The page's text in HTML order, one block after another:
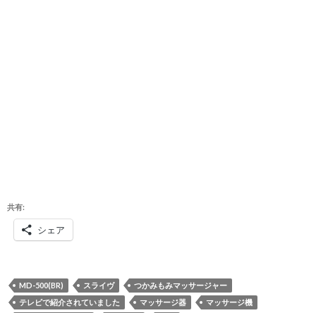
共有:
シェア
MD-500(BR) スライヴ
つかみもみマッサージャー
テレビで紹介されていました
マッサージ器
マッサージ機